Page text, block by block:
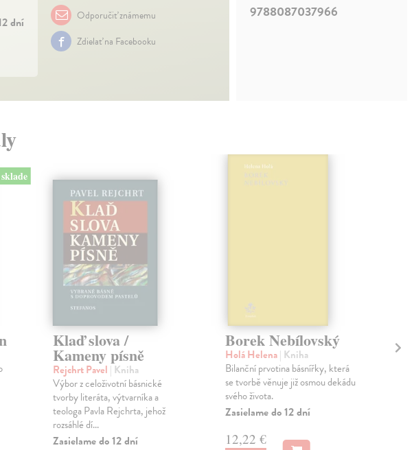
dní
Odporučiť známemu
Zdielať na Facebooku
9788087037966
Klaď slova /
Kameny písně
Rejchrt Pavel | Kniha
Výbor z celoživotní básnické
tvorby literáta, výtvarníka a
teologa Pavla Rejchrta, jehož
rozsáhlé dí...
Zasielame do 12 dní
Borek Nebílovský
Holá Helena| Kniha
Bilanční prvotina básnířky, která
se tvorbě věnuje již osmou dekádu
svého života.
Zasielame do 12 dní
12,22 €